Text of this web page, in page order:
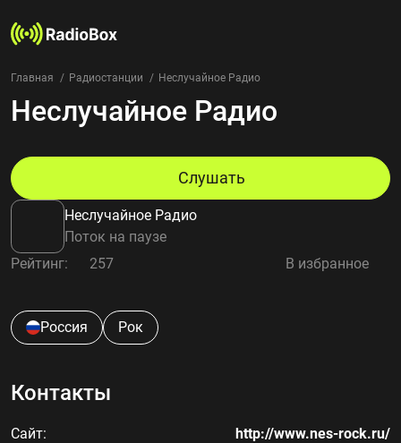
Радиостанции
Жанры
Страны
Избранное
О нас
Добавить радиостанцию
Конфиденциальность
Главная Радиостанции Неслучайное Радио
Неслучайное Радио
Неслучайное Радио
Поток на паузе
Слушать
Рейтинг: 257 В избранное
Россия Рок
Контакты
Сайт: http://www.nes-rock.ru/